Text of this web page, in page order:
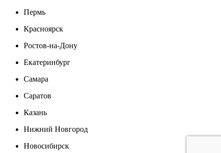
Пермь
Красноярск
Ростов-на-Дону
Екатеринбург
Самара
Саратов
Казань
Нижний Новгород
Новосибирск